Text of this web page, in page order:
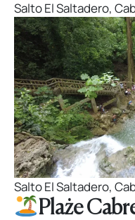
Salto El Saltadero,
Salto El Saltadero,
Plaże